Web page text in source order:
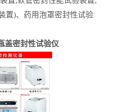
置)、药用泡罩密封性试验
盖密封性试验仪